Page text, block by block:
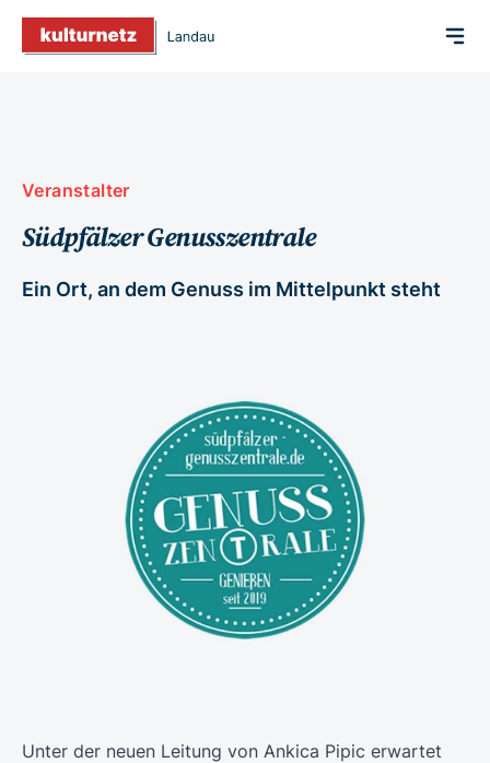
Veranstalter
Südpfälzer Genusszentrale
Ein Ort, an dem Genuss im Mittelpunkt steht
Unter der neuen Leitung von Ankica Pipic erwartet